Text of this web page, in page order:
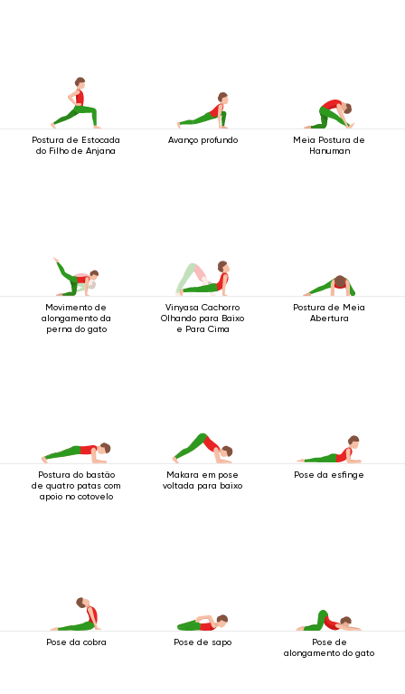
Postura de Estocada
do Filho de Anjana
Avanço profundo
Meia Postura de
Hanuman
Movimento de
alongamento da
perna do gato
Vinyasa Cachorro
Olhando para Baixo
e Para Cima
Postura de Meia
Abertura
Postura do bastão
de quatro patas com
apoio no cotovelo
Makara em pose
voltada para baixo
Pose da esfinge
Pose da cobra Pose de sapo
Pose de
alongamento do gato